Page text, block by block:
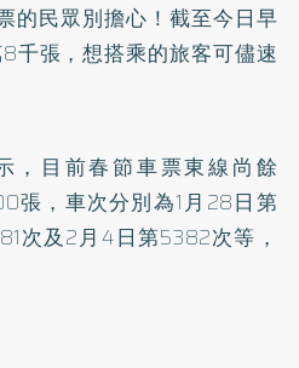
的民眾別擔心！截至今日早
千張，想搭乘的旅客可儘速
，目前春節車票東線尚餘
張，車次分別為1月28日第
次及2月4日第5382次等，